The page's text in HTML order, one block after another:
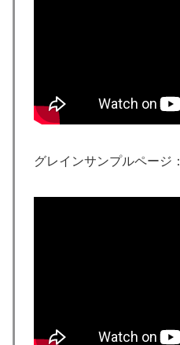
グレインサンプルページ：